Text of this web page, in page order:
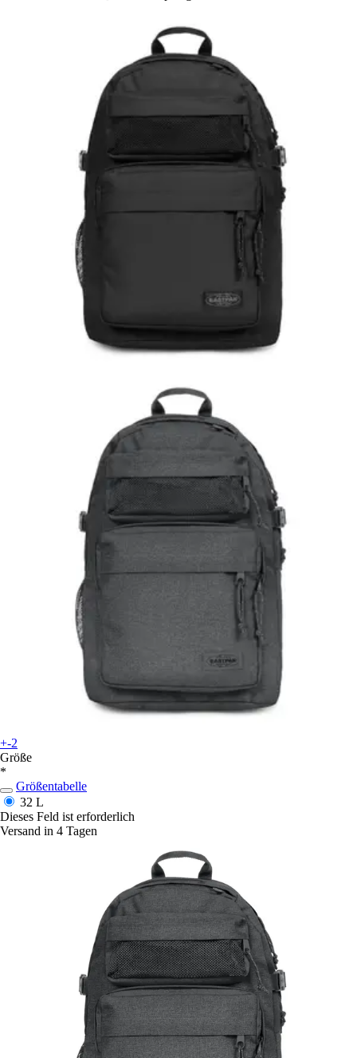
+-2
Größe
*
Größentabelle
32 L
Dieses Feld ist erforderlich
Versand in 4 Tagen